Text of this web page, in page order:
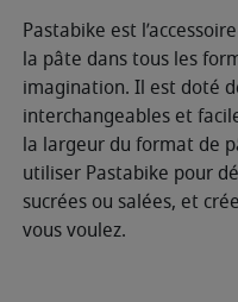
Pastabike est
la pâte dans tous les
imagination. Il est doté
interchangeables et
la largeur du format de
utiliser Pastabike pour
sucrées ou salées, et
vous voulez.